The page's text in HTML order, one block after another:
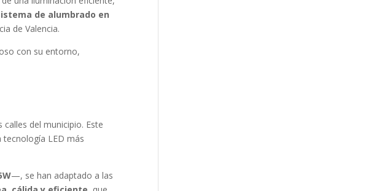
de alumbrado en
de Valencia.
con su entorno,
calles del municipio. Este
LED más
—, se han adaptado a las